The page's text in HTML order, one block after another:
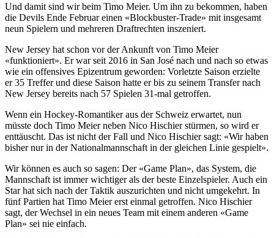
Und damit sind wir beim Timo Meier. Um ihn zu bekommen, haben
die Devils Ende Februar einen «Blockbuster-Trade» mit insgesamt
neun Spielern und mehreren Draftrechten inszeniert.
New Jersey hat schon vor der Ankunft von Timo Meier
«funktioniert». Er war seit 2016 in San José nach und nach so etwas
wie ein offensives Epizentrum geworden: Vorletzte Saison erzielte
er 35 Treffer und diese Saison hatte er bis zu seinem Transfer nach
New Jersey bereits nach 57 Spielen 31-mal getroffen.
Wenn ein Hockey-Romantiker aus der Schweiz erwartet, nun
müsste doch Timo Meier neben Nico Hischier stürmen, so wird er
enttäuscht. Das ist nicht der Fall und Nico Hischier sagt: «Wir haben
bisher nur in der Nationalmannschaft in der gleichen Linie gespielt».
Wir können es auch so sagen: Der «Game Plan», das System, die
Mannschaft ist immer wichtiger als der beste Einzelspieler. Auch ein
Star hat sich nach der Taktik auszurichten und nicht umgekehrt. In
fünf Partien hat Timo Meier erst einmal getroffen. Nico Hischier
sagt, der Wechsel in ein neues Team mit einem anderen «Game
Plan» sei nie einfach.